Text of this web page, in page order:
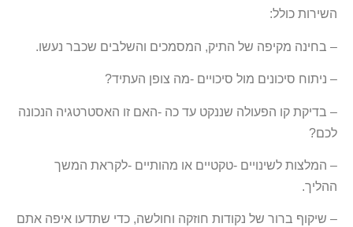
השירות כולל:
– בחינה מקיפה של התיק, המסמכים והשלבים שכבר נעשו.
– ניתוח סיכונים מול סיכויים -מה צופן העתיד?
– בדיקת קו הפעולה שננקט עד כה -האם זו האסטרטגיה הנכונה
לכם?
– המלצות לשינויים -טקטיים או מהותיים -לקראת המשך
ההליך.
– שיקוף ברור של נקודות חוזקה וחולשה, כדי שתדעו איפה אתם